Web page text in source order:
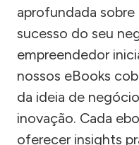
aprofundada sobre
sucesso do seu
empreendedor
nossos eBooks
da ideia de
inovação. Cada
oferecer insights